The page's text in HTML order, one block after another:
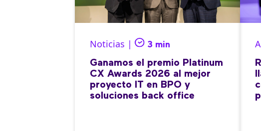
Noticias | 3 min
Ganamos el premio Platinum
CX Awards 2026 al mejor
proyecto IT en BPO y
soluciones back office